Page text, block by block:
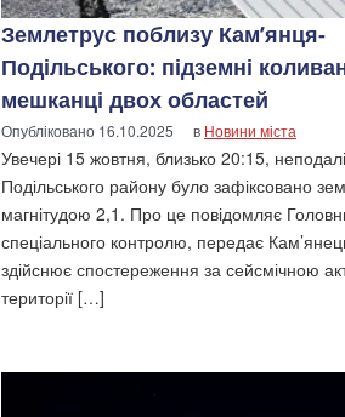
Землетрус поблизу Кам’янця-
Подільського: підземні
мешканці двох областей
Опубліковано 16.10.2025 в Новини міста
Увечері 15 жовтня, близько 20:15,
Подільського району було зафіксовано
магнітудою 2,1. Про це повідомляє
спеціального контролю, передає
здійснює спостереження за сейсмічною
території […]